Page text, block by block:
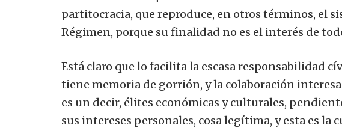
partitocracia, que reproduce, en otros términos, el
Régimen, porque su finalidad no es el interés de
Está claro que lo facilita la escasa responsabilidad
tiene memoria de gorrión, y la colaboración
es un decir, élites económicas y culturales,
sus intereses personales, cosa legítima, y ​​esta es la